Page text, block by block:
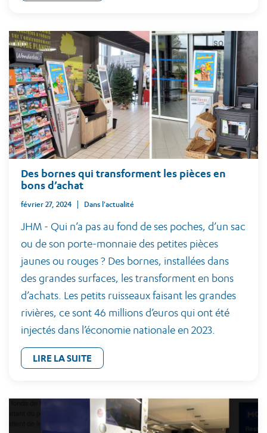
Des bornes qui transforment les pièces en
bons d’achat
février 27, 2024 Dans l'actualité
JHM - Qui n’a pas au fond de ses poches, d’un sac
ou de son porte-monnaie des petites pièces
jaunes ou rouges ? Des bornes, installées dans
des grandes surfaces, les transforment en bons
d’achats. Les petits ruisseaux faisant les grandes
rivières, ce sont 46 millions d’euros qui ont été
injectés dans l’économie nationale en 2023.
LIRE LA SUITE